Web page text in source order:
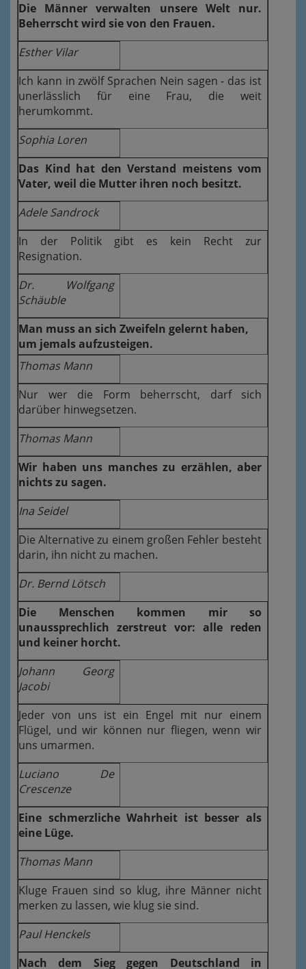
Die Männer verwalten unsere Welt nur.
Beherrscht wird sie von den Frauen.
Esther Vilar
Ich kann in zwölf Sprachen Nein sagen - das ist
unerlässlich für eine Frau, die weit
herumkommt.
Sophia Loren
Das Kind hat den Verstand meistens vom
Vater, weil die Mutter ihren noch besitzt.
Adele Sandrock
In der Politik gibt es kein Recht zur
Resignation.
Dr. Wolfgang
Schäuble
Man muss an sich Zweifeln gelernt haben,
um jemals aufzusteigen.
Thomas Mann
Nur wer die Form beherrscht, darf sich
darüber hinwegsetzen.
Thomas Mann
Wir haben uns manches zu erzählen, aber
nichts zu sagen.
Ina Seidel
Die Alternative zu einem großen Fehler besteht
darin, ihn nicht zu machen.
Dr. Bernd Lötsch
Die Menschen kommen mir so
unaussprechlich zerstreut vor: alle reden
und keiner horcht.
Johann Georg
Jacobi
Jeder von uns ist ein Engel mit nur einem
Flügel, und wir können nur fliegen, wenn wir
uns umarmen.
Luciano De
Crescenze
Eine schmerzliche Wahrheit ist besser als
eine Lüge.
Thomas Mann
Kluge Frauen sind so klug, ihre Männer nicht
merken zu lassen, wie klug sie sind.
Paul Henckels
Nach dem Sieg gegen Deutschland in